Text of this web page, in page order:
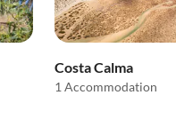
Costa Calma
1 Accommodation